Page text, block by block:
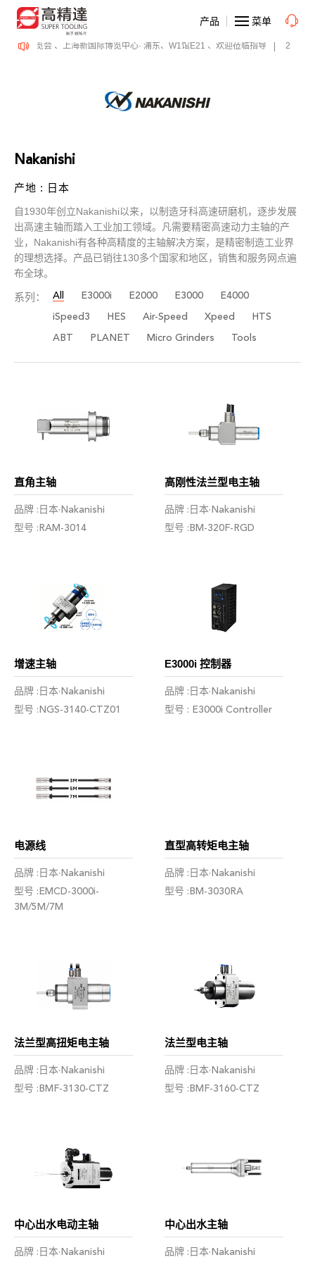
工博览会 、上海新国际博览中心· 浦东、W1馆E21 、欢迎莅临指导 2026年
产品 菜单
Nakanishi
产地 : 日本
自1930年创立Nakanishi以来，以制造牙科高速研磨机，逐步发展
出高速主轴而踏入工业加工领域。凡需要精密高速动力主轴的产
业，Nakanishi有各种高精度的主轴解决方案，是精密制造工业界
的理想选择。产品已销往130多个国家和地区，销售和服务网点遍
布全球。
系列： All E3000i E2000 E3000
E4000
iSpeed3
HES Air-Speed Xpeed
HTS
ABT
PLANET Micro Grinders Tools
直角主轴
品牌 :日本·Nakanishi
型号 :RAM-3014
高刚性法兰型电主轴
品牌 :日本·Nakanishi
型号 :BM-320F-RGD
增速主轴
品牌 :日本·Nakanishi
型号 :NGS-3140-CTZ01
E3000i 控制器
品牌 :日本·Nakanishi
型号 : E3000i Controller
电源线
品牌 :日本·Nakanishi
型号 :EMCD-3000i-
3M/5M/7M
直型高转矩电主轴
品牌 :日本·Nakanishi
型号 :BM-3030RA
法兰型高扭矩电主轴
品牌 :日本·Nakanishi
型号 :BMF-3130-CTZ
法兰型电主轴
品牌 :日本·Nakanishi
型号 :BMF-3160-CTZ
中心出水电动主轴
品牌 :日本·Nakanishi
中心出水主轴
品牌 :日本·Nakanishi